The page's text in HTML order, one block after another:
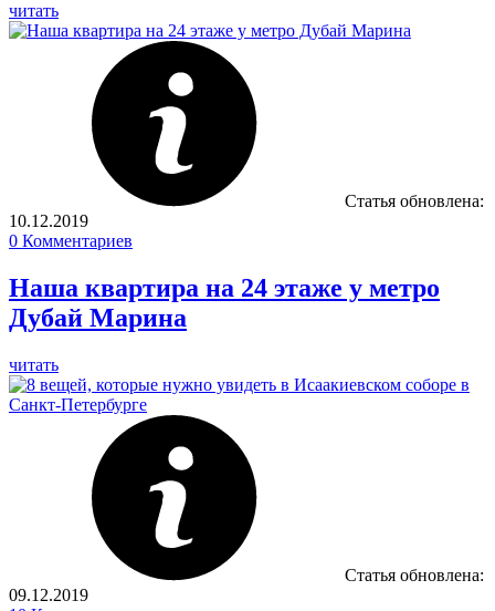
читать
Статья обновлена:
10.12.2019
0 Комментариев
Наша квартира на 24 этаже у метро
Дубай Марина
читать
Статья обновлена:
09.12.2019